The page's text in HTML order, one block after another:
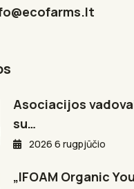
Asociacijos
su…
2026 6 rugpjūčio
„IFOAM Organic